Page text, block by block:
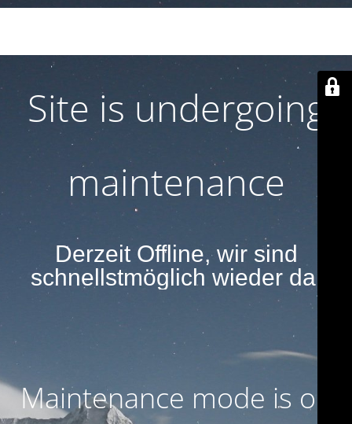
Site is undergoing
maintenance
Derzeit Offline, wir sind
schnellstmöglich wieder da.
Maintenance mode is on